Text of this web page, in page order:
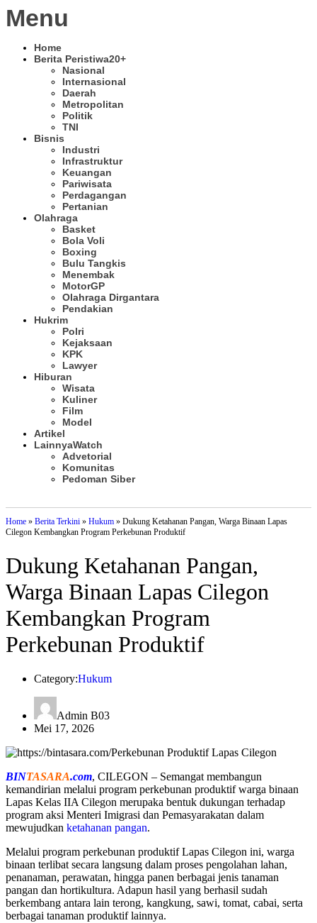
Menu
Home
Berita Peristiwa20+
Nasional
Internasional
Daerah
Metropolitan
Politik
TNI
Bisnis
Industri
Infrastruktur
Keuangan
Pariwisata
Perdagangan
Pertanian
Olahraga
Basket
Bola Voli
Boxing
Bulu Tangkis
Menembak
MotorGP
Olahraga Dirgantara
Pendakian
Hukrim
Polri
Kejaksaan
KPK
Lawyer
Hiburan
Wisata
Kuliner
Film
Model
Artikel
LainnyaWatch
Advetorial
Komunitas
Pedoman Siber
Home » Berita Terkini » Hukum » Dukung Ketahanan Pangan, Warga Binaan Lapas
Cilegon Kembangkan Program Perkebunan Produktif
Dukung Ketahanan Pangan,
Warga Binaan Lapas Cilegon
Kembangkan Program
Perkebunan Produktif
Category:Hukum
Admin B03
Mei 17, 2026
BINTASARA.com, CILEGON – Semangat membangun
kemandirian melalui program perkebunan produktif warga binaan
Lapas Kelas IIA Cilegon merupaka bentuk dukungan terhadap
program aksi Menteri Imigrasi dan Pemasyarakatan dalam
mewujudkan ketahanan pangan.
Melalui program perkebunan produktif Lapas Cilegon ini, warga
binaan terlibat secara langsung dalam proses pengolahan lahan,
penanaman, perawatan, hingga panen berbagai jenis tanaman
pangan dan hortikultura. Adapun hasil yang berhasil sudah
berkembang antara lain terong, kangkung, sawi, tomat, cabai, serta
berbagai tanaman produktif lainnya.